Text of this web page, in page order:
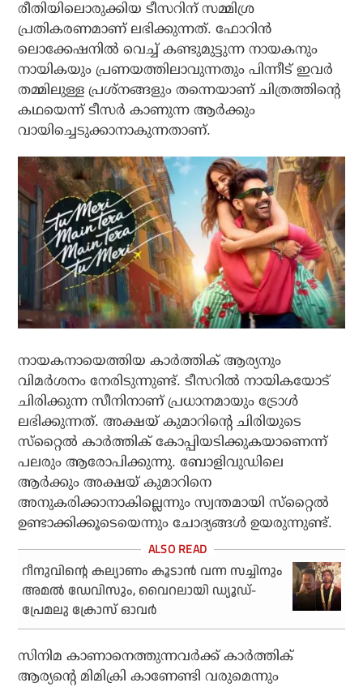
രീതിയിലൊരുക്കിയ ടീസറിന് സമ്മിശ്ര
പ്രതികരണമാണ് ലഭിക്കുന്നത്. ഫോറിന്‍
ലൊക്കേഷനില്‍ വെച്ച് കണ്ടുമുട്ടുന്ന നായകനും
നായികയും പ്രണയത്തിലാവുന്നതും പിന്നീട് ഇവര്‍
തമ്മിലുള്ള പ്രശ്‌നങ്ങളും തന്നെയാണ് ചിത്രത്തിന്റെ
കഥയെന്ന് ടീസര്‍ കാണുന്ന ആര്‍ക്കും
വായിച്ചെടുക്കാനാകുന്നതാണ്.
നായകനായെത്തിയ കാര്‍ത്തിക് ആര്യനും
വിമര്‍ശനം നേരിടുന്നുണ്ട്. ടീസറില്‍ നായികയോട്
ചിരിക്കുന്ന സീനിനാണ് പ്രധാനമായും ട്രോള്‍
ലഭിക്കുന്നത്. അക്ഷയ് കുമാറിന്റെ ചിരിയുടെ
സ്‌റ്റൈല്‍ കാര്‍ത്തിക് കോപ്പിയടിക്കുകയാണെന്ന്
പലരും ആരോപിക്കുന്നു. ബോളിവുഡിലെ
ആര്‍ക്കും അക്ഷയ് കുമാറിനെ
അനുകരിക്കാനാകില്ലെന്നും സ്വന്തമായി സ്‌റ്റൈല്‍
ഉണ്ടാക്കിക്കൂടെയെന്നും ചോദ്യങ്ങള്‍ ഉയരുന്നുണ്ട്.
റീനുവിന്റെ കല്യാണം കൂടാന്‍ വന്ന സച്ചിനും
അമല്‍ ഡേവിസും, വൈറലായി ഡ്യൂഡ്-
പ്രേമലു ക്രോസ് ഓവര്‍
സിനിമ കാണാനെത്തുന്നവര്‍ക്ക് കാര്‍ത്തിക്
ആര്യന്റെ മിമിക്രി കാണേണ്ടി വരുമെന്നും